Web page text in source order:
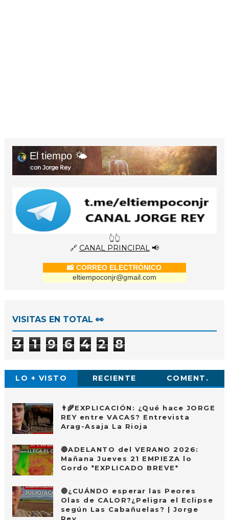
El tiempo 🌤️
con Jorge Rey
👆👆
🔗 CANAL PRINCIPAL 📢
📸 CORREO ELECTRÓNICO
eltiempoconjr@gmail.com
VISITAS EN TOTAL 👀
3 1 9 6 4 2 8
LO + VISTO RECIENTE COMENT.
👨‍🌾EXPLICACIÓN: ¿Qué hace JORGE
REY entre VACAS? Entrevista
Arag-Asaja La Rioja
🔴ADELANTO del VERANO 2026:
Mañana Jueves 21 EMPIEZA lo
Gordo *EXPLICADO BREVE*
🔴¿CUÁNDO esperar las Peores
Olas de CALOR?¿Peligra el Eclipse
según Las Cabañuelas? | Jorge
Rey